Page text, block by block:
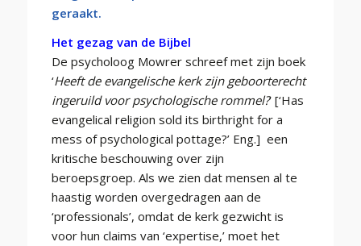
geraakt.
Het gezag van de Bijbel
De psycholoog Mowrer schreef met zijn boek
‘Heeft de evangelische kerk zijn geboorterecht
ingeruild voor psychologische rommel?’ [‘Has
evangelical religion sold its birthright for a
mess of psychological pottage?’ Eng.] een
kritische beschouwing over zijn
beroepsgroep. Als we zien dat mensen al te
haastig worden overgedragen aan de
‘professionals’, omdat de kerk gezwicht is
voor hun claims van ‘expertise,’ moet het